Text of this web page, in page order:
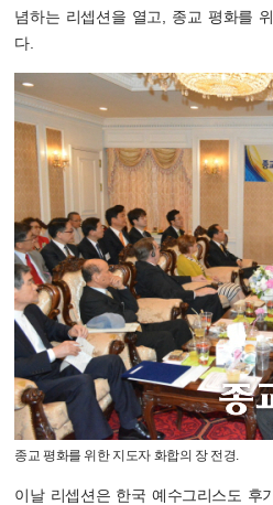
념하는 리셉션을 열고, 종교 평화를
다.
종교 평화를 위한 지도자 화합의 장 전경.
이날 리셉션은 한국 예수그리스도 후